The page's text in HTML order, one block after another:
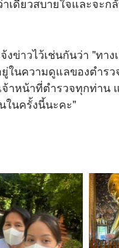
งข่าวไว้เช่นกันว่า "ทา
ในความดูแลของตำร
หน้าที่ตำรวจทุกท่าน
ในครั้งนี้นะคะ"